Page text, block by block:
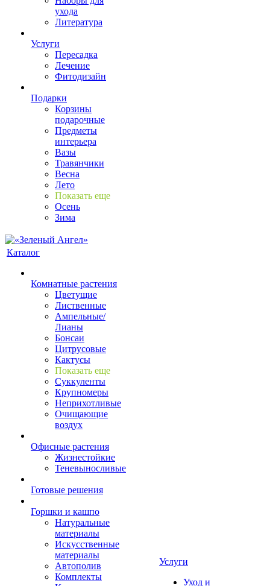
ухода
Литература
Услуги
Пересадка
Лечение
Фитодизайн
Подарки
Корзины
подарочные
Предметы
интерьера
Вазы
Травянчики
Весна
Лето
Показать еще
Осень
Зима
Каталог
Комнатные растения
Цветущие
Лиственные
Ампельные/
Лианы
Бонсаи
Цитрусовые
Кактусы
Показать еще
Суккуленты
Крупномеры
Неприхотливые
Очищающие
воздух
Офисные растения
Жизнестойкие
Теневыносливые
Готовые решения
Горшки и кашпо
Натуральные
материалы
Искусственные
материалы
Автополив
Комплекты
Услуги
Уход и